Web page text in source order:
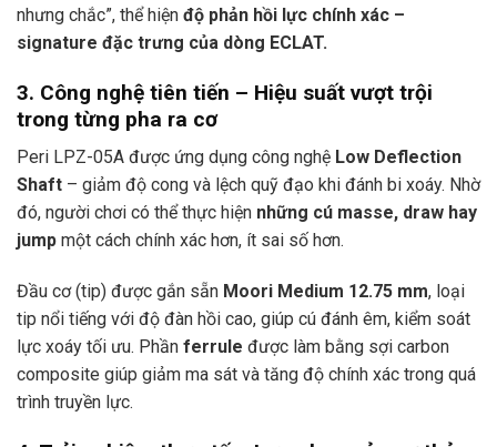
nhưng chắc”, thể hiện độ phản hồi lực chính xác –
signature đặc trưng của dòng ECLAT.
3. Công nghệ tiên tiến – Hiệu suất vượt trội
trong từng pha ra cơ
Peri LPZ-05A được ứng dụng công nghệ Low Deflection
Shaft – giảm độ cong và lệch quỹ đạo khi đánh bi xoáy. Nhờ
đó, người chơi có thể thực hiện những cú masse, draw hay
jump một cách chính xác hơn, ít sai số hơn.
Đầu cơ (tip) được gắn sẵn Moori Medium 12.75 mm, loại
tip nổi tiếng với độ đàn hồi cao, giúp cú đánh êm, kiểm soát
lực xoáy tối ưu. Phần ferrule được làm bằng sợi carbon
composite giúp giảm ma sát và tăng độ chính xác trong quá
trình truyền lực.